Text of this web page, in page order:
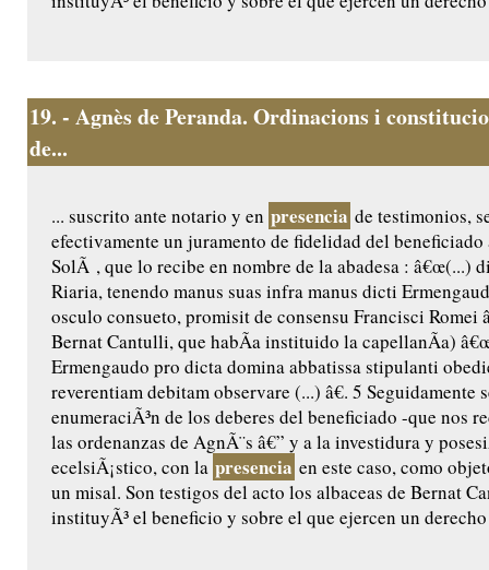
19. - Agnès de Peranda. Ordinacions i
de...
... suscrito ante notario y en presencia de testimonios,
efectivamente un juramento de fidelidad del beneficiado
SolÃ , que lo recibe en nombre de la abadesa : â€œ(...)
Riaria, tenendo manus suas infra manus dicti
osculo consueto, promisit de consensu Francisci Romei
Bernat Cantulli, que habÃ­a instituido la capellanÃ­a)
Ermengaudo pro dicta domina abbatissa stipulanti
reverentiam debitam observare (...) â€. 5 Seguidamente
enumeraciÃ³n de los deberes del beneficiado -que nos
las ordenanzas de AgnÃ¨s â€” y a la investidura y
ecelsiÃ¡stico, con la presencia en este caso, como
un misal. Son testigos del acto los albaceas de Bernat
instituyÃ³ el beneficio y sobre el que ejercen un